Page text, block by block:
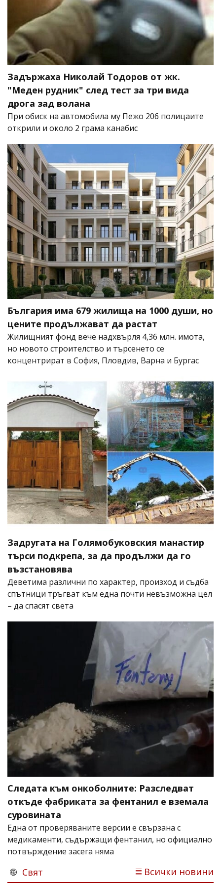
Задържаха Николай Тодоров от жк.
"Меден рудник" след тест за три вида
дрога зад волана
При обиск на автомобила му Пежо 206 полицаите
открили и около 2 грама канабис
България има 679 жилища на 1000 души, но
цените продължават да растат
Жилищният фонд вече надхвърля 4,36 млн. имота,
но новото строителство и търсенето се
концентрират в София, Пловдив, Варна и Бургас
Задругата на Голямобуковския манастир
търси подкрепа, за да продължи да го
възстановява
Деветима различни по характер, произход и съдба
спътници тръгват към една почти невъзможна цел
– да спасят света
Следата към онкоболните: Разследват
откъде фабриката за фентанил е вземала
суровината
Една от проверяваните версии е свързана с
медикаменти, съдържащи фентанил, но официално
потвърждение засега няма
Свят Всички новини